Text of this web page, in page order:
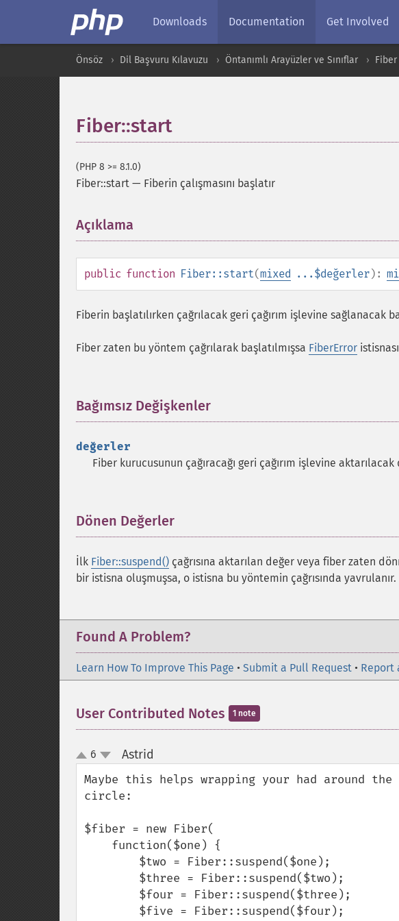
Downloads Documentation Get Involved
Önsöz Dil Başvuru Kılavuzu Öntanımlı Arayüzler ve Sınıflar Fiber
Fiber::start
(PHP 8 >= 8.1.0)
Fiber::start — Fiberin çalışmasını başlatır
Açıklama
public function Fiber::start(mixed ...$değerler):
Fiberin başlatılırken çağrılacak geri çağırım işlevine sağlanacak
Fiber zaten bu yöntem çağrılarak başlatılmışsa FiberError
Bağımsız Değişkenler
değerler
Fiber kurucusunun çağıracağı geri çağırım işlevine
Dönen Değerler
İlk Fiber::suspend() çağrısına aktarılan değer veya fiber zaten
bir istisna oluşmuşsa, o istisna bu yöntemin çağrısında yavrulanır.
Found A Problem?
Learn How To Improve This Page • Submit a Pull Request • Report
User Contributed Notes 1 note
up
down
6 Astrid
Maybe this helps wrapping your had around
circle:
$fiber = new Fiber(